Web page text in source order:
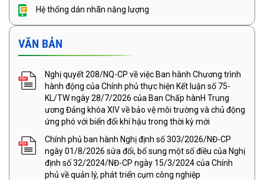
Hệ thống dán nhãn năng lượng
VĂN BẢN
Nghị quyết 208/NQ-CP về việc Ban hành Chương trình
hành động của Chính phủ thực hiện Kết luận số 75-
KL/TW ngày 28/7/2026 của Ban Chấp hànH Trung
ương Đảng khóa XIV về bảo vệ môi trường và chủ động
ứng phó với biến đổi khí hậu trong thời kỳ mới
Chính phủ ban hành Nghị định số 303/2026/NĐ-CP
ngày 01/8/2026 sửa đổi, bổ sung một số điều của Nghị
định số 32/2024/NĐ-CP ngày 15/3/2024 của Chính
phủ về quản lý, phát triển cụm công nghiệp